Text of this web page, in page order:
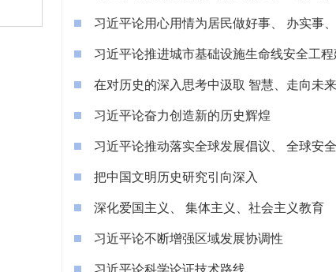
习近平论用心用情为居民做好事、 办实事
习近平论推进城市基础设施生命线安全工程
在对历史的深入思考中汲取 智慧、走向未来
习近平论奋力创造新的历史辉煌
习近平论推动落实全球发展倡议、 全球安
把中国文明历史研究引向深入
深化爱国主义、 集体主义、社会主义教育
习近平论不断增强区域发展协调性
习近平论科学论证技术路线